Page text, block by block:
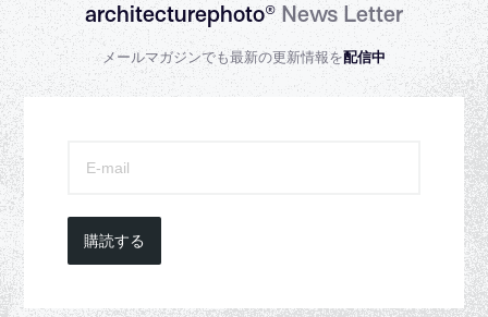
architecturephoto®News Letter
メールマガジンでも最新の更新情報を配信中
購読する